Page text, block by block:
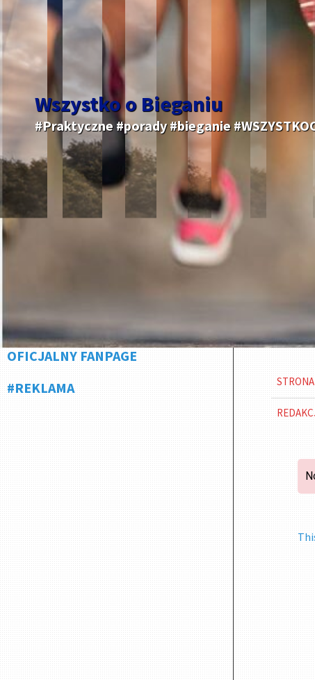
Wszystko o Bieganiu
#Praktyczne #porady #bieganie
OFICJALNY FANPAGE
#REKLAMA